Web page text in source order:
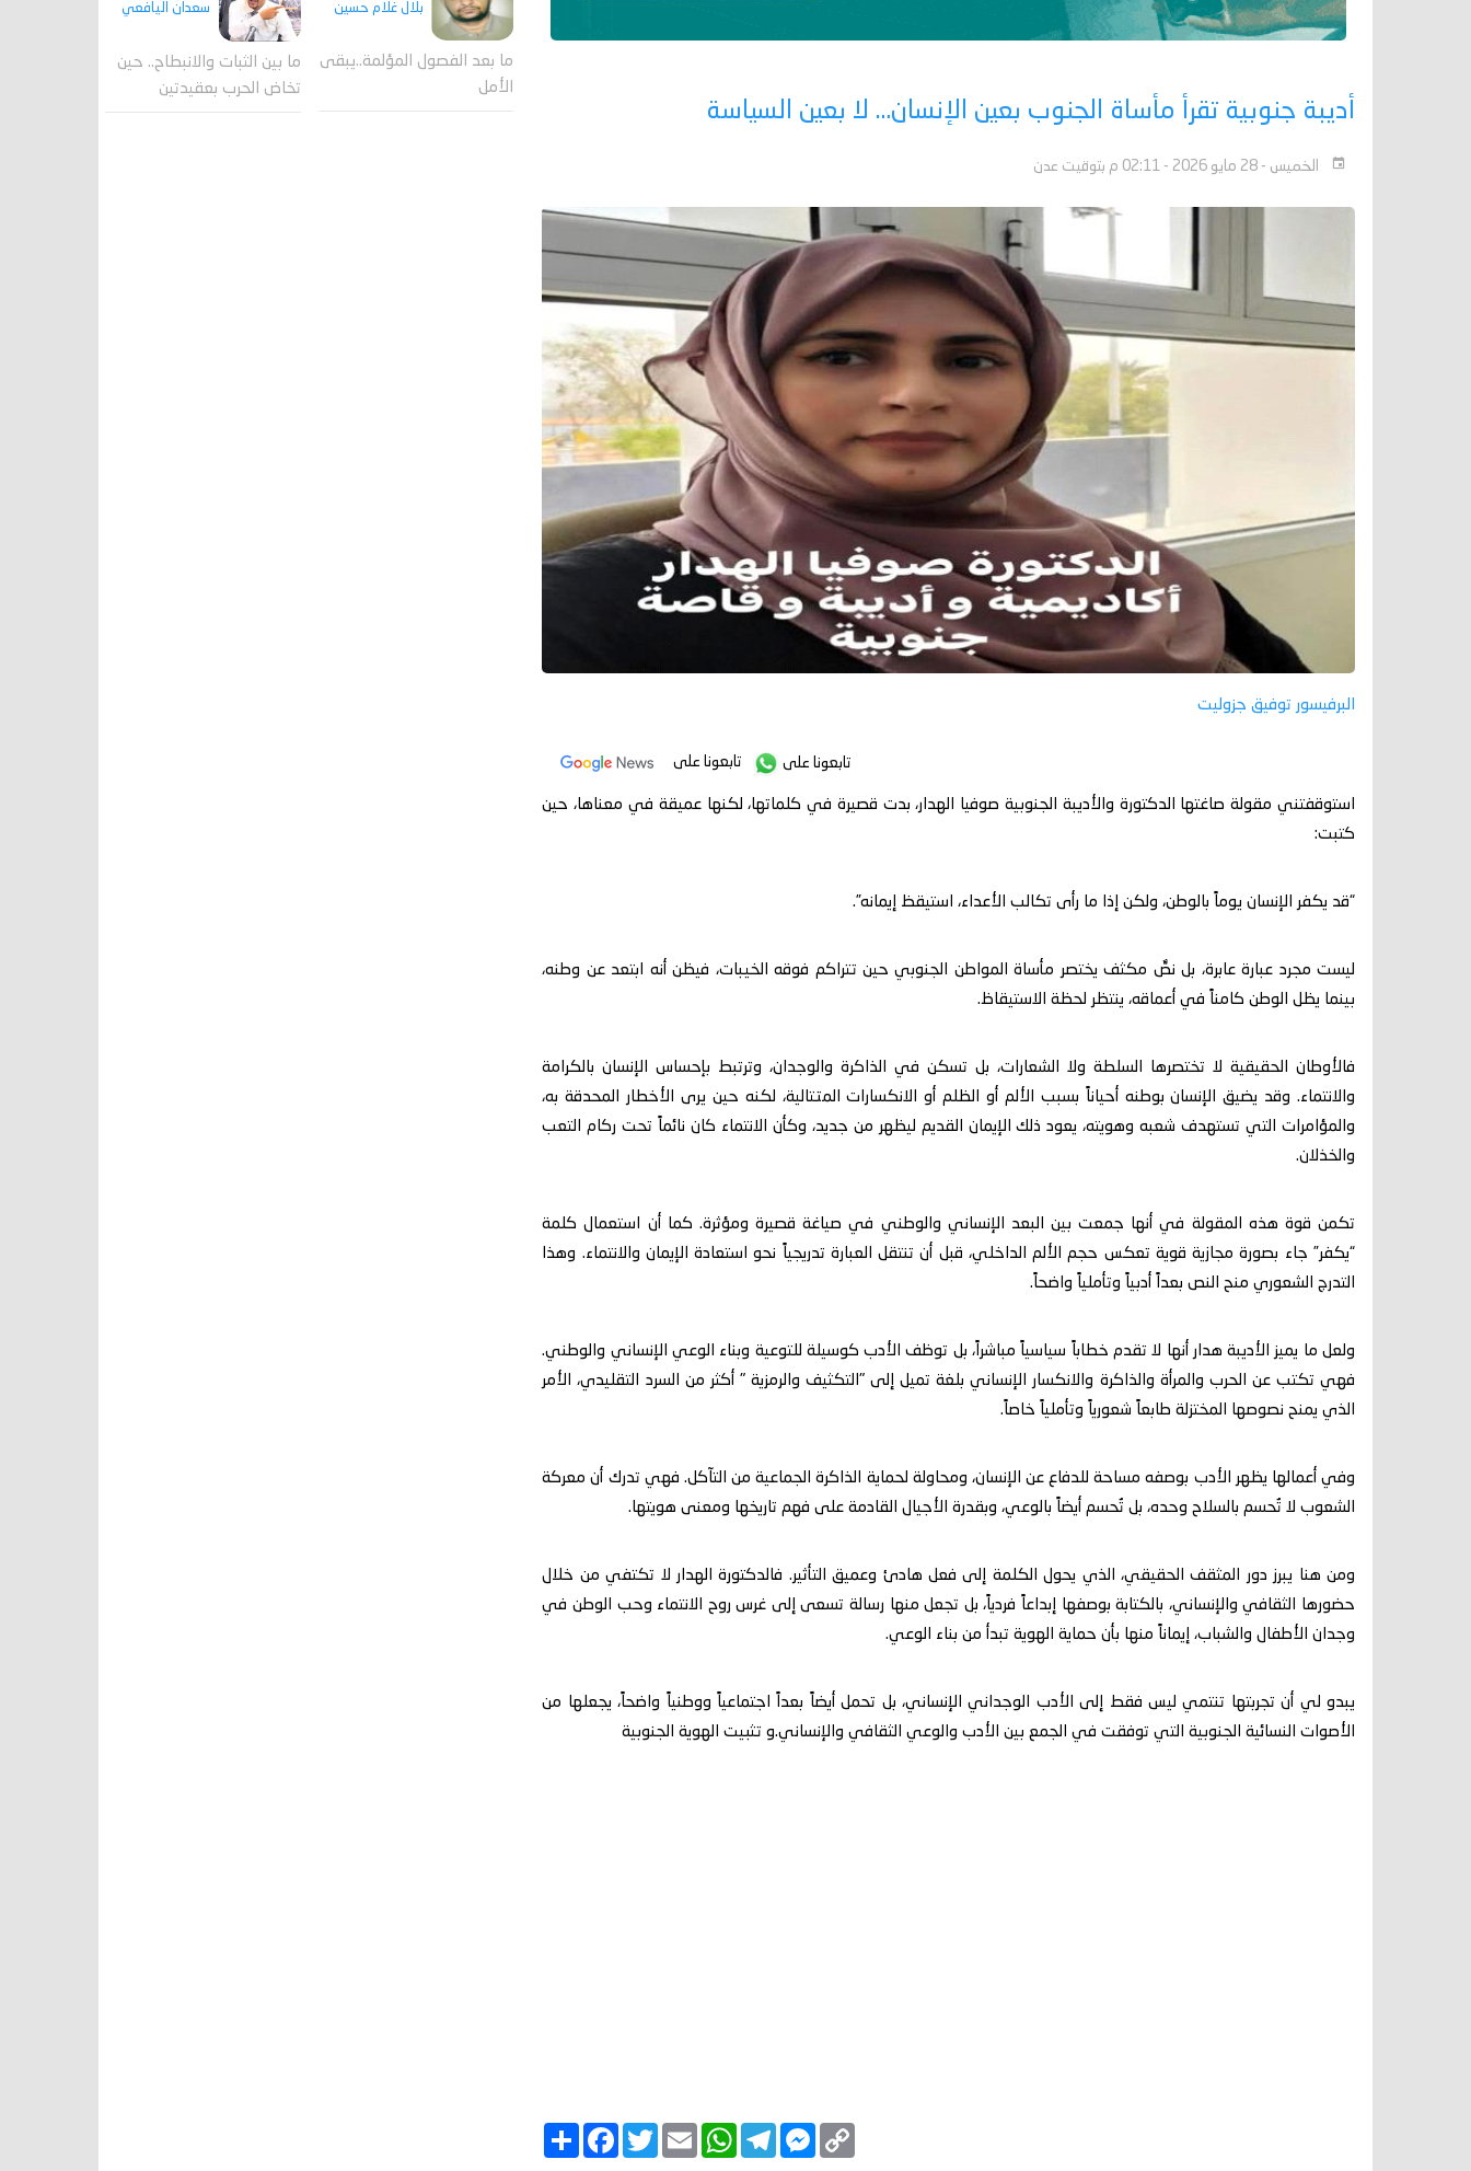
أديبة جنوبية تقرأ مأساة الجنوب بعين الإنسان… لا بعين السياسة
الخميس - 28 مايو 2026 - 02:11 م بتوقيت عدن
البرفيسور توفيق جزوليت
تابعونا على تابعونا على
استوقفتني مقولة صاغتها الدكتورة والأديبة الجنوبية صوفيا الهدار، بدت قصيرة في كلماتها، لكنها عميقة في معناها، حين
كتبت:
“قد يكفر الإنسان يوماً بالوطن، ولكن إذا ما رأى تكالب الأعداء، استيقظ إيمانه”.
ليست مجرد عبارة عابرة، بل نصٌّ مكثف يختصر مأساة المواطن الجنوبي حين تتراكم فوقه الخيبات، فيظن أنه ابتعد عن وطنه،
بينما يظل الوطن كامناً في أعماقه، ينتظر لحظة الاستيقاظ.
فالأوطان الحقيقية لا تختصرها السلطة ولا الشعارات، بل تسكن في الذاكرة والوجدان، وترتبط بإحساس الإنسان بالكرامة
والانتماء. وقد يضيق الإنسان بوطنه أحياناً بسبب الألم أو الظلم أو الانكسارات المتتالية، لكنه حين يرى الأخطار المحدقة به،
والمؤامرات التي تستهدف شعبه وهويته، يعود ذلك الإيمان القديم ليظهر من جديد، وكأن الانتماء كان نائماً تحت ركام التعب
والخذلان.
تكمن قوة هذه المقولة في أنها جمعت بين البعد الإنساني والوطني في صياغة قصيرة ومؤثرة. كما أن استعمال كلمة
“يكفر” جاء بصورة مجازية قوية تعكس حجم الألم الداخلي، قبل أن تنتقل العبارة تدريجياً نحو استعادة الإيمان والانتماء. وهذا
التدرج الشعوري منح النص بعداً أدبياً وتأملياً واضحاً.
ولعل ما يميز الأديبة هدار أنها لا تقدم خطاباً سياسياً مباشراً، بل توظف الأدب كوسيلة للتوعية وبناء الوعي الإنساني والوطني.
فهي تكتب عن الحرب والمرأة والذاكرة والانكسار الإنساني بلغة تميل إلى "التكثيف والرمزية " أكثر من السرد التقليدي، الأمر
الذي يمنح نصوصها المختزلة طابعاً شعورياً وتأملياً خاصاً.
وفي أعمالها يظهر الأدب بوصفه مساحة للدفاع عن الإنسان، ومحاولة لحماية الذاكرة الجماعية من التآكل. فهي تدرك أن معركة
الشعوب لا تُحسم بالسلاح وحده، بل تُحسم أيضاً بالوعي، وبقدرة الأجيال القادمة على فهم تاريخها ومعنى هويتها.
ومن هنا يبرز دور المثقف الحقيقي، الذي يحول الكلمة إلى فعل هادئ وعميق التأثير. فالدكتورة الهدار لا تكتفي من خلال
حضورها الثقافي والإنساني، بالكتابة بوصفها إبداعاً فردياً، بل تجعل منها رسالة تسعى إلى غرس روح الانتماء وحب الوطن في
وجدان الأطفال والشباب، إيماناً منها بأن حماية الهوية تبدأ من بناء الوعي.
يبدو لي أن تجربتها تنتمي ليس فقط إلى الأدب الوجداني الإنساني، بل تحمل أيضاً بعداً اجتماعياً ووطنياً واضحاً، يجعلها من
الأصوات النسائية الجنوبية التي توفقت في الجمع بين الأدب والوعي الثقافي والإنساني.و تثبيت الهوية الجنوبية
ا
ن
F
a
T
w
E
m
W
h
T
e
M
e
C
o
بلال غلام حسين
ما بعد الفصول المؤلمة..يبقى
الأمل
سعدان اليافعي
ما بين الثبات والانبطاح.. حين
تخاض الحرب بعقيدتين